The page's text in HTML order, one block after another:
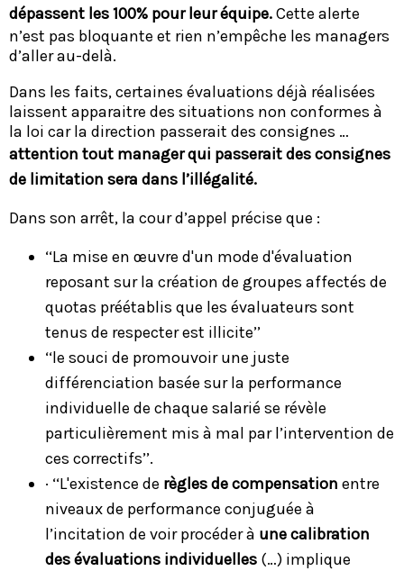
dépassent les 100% pour leur équipe.Cette alerte
n’est pas bloquante et rien n’empêche les managers
d’aller au-delà.
Dans les faits, certaines évaluations déjà réalisées
laissent apparaitre des situations non conformes à
la loi car la direction passerait des consignes …
attention tout manager qui passerait des consignes
de limitation sera dans l’illégalité.​
Dans son arrêt, la cour d’appel précise que :
‘‘La mise en œuvre d'un mode d'évaluation
reposant sur la création de groupes affectés de
quotas préétablis que les évaluateurs sont
tenus de respecter est illicite’’
‘‘le souci de promouvoir une juste
différenciation basée sur la performance
individuelle de chaque salarié se révèle
particulièrement mis à mal par l’intervention de
ces correctifs’’.
· ‘‘L'existence de règles de compensation entre
niveaux de performance conjuguée à
l’incitation de voir procéder à une calibration
des évaluations individuelles (…) implique